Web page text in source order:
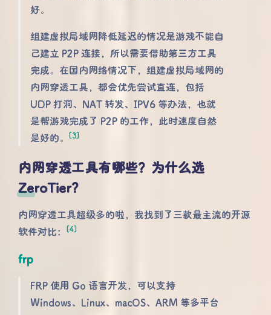
好。
组建虚拟局域网降低延迟的情况是游戏不能自
己建立 P2P 连接，所以需要借助第三方工具
完成。在国内网络情况下，组建虚拟局域网的
内网穿透工具，都会优先尝试直连，包括
UDP 打洞、NAT 转发、IPV6 等办法，也就
是帮游戏完成了 P2P 的工作，此时速度自然
是好的。
[3]
内网穿透工具有哪些？为什么选
ZeroTier？
内网穿透工具超级多的啦，我找到了三款最主流的开源
软件对比：
[4]
frp
FRP 使用 Go 语言开发，可以支持
Windows、Linux、macOS、ARM 等多平台